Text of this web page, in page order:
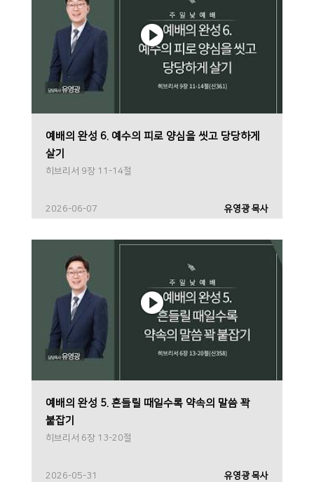
예배의 완성 6. 예수의 피로 양심을 씻고 당당하게
살기
히브리서 9장 11-14절
2026-06-07 유영광 목사
예배의 완성 5. 흔들릴 때일수록 약속의 말씀 꽉
붙잡기
히브리서 6장 13-20절
2026-05-31 유영광 목사